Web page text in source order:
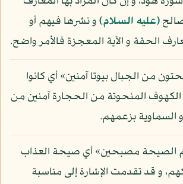
(عليه السلام)و نشرها فيهم أو
الحقة و الآية المعجزة فالأمر واضح.
من الجبال بيوتا آمنين» أي كانوا
الكهوف المنحوتة من الحجارة آمنين من
السماوية بزعمهم.
الصيحة مصبحين» أي صيحة العذاب
و قد تقدمت الإشارة إلى مناسبة